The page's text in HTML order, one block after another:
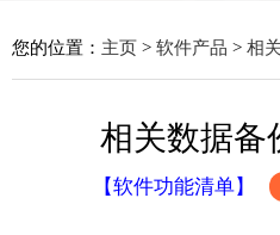
您的位置： 主页 > 软件产品 > 相
相关数据备
【软件功能清单】